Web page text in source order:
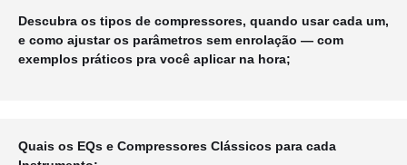
Descubra os tipos de compressores, quando usar cada um,
e como ajustar os parâmetros sem enrolação — com
exemplos práticos pra você aplicar na hora;
Quais os EQs e Compressores Clássicos para cada